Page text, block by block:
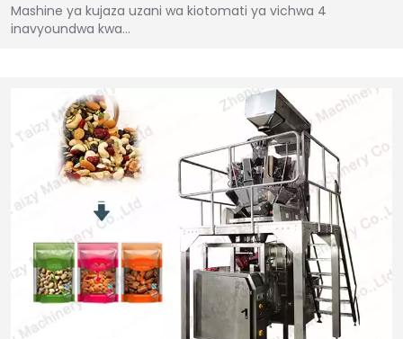
Mashine ya kujaza uzani wa kiotomati ya vichwa 4
inavyoundwa kwa…